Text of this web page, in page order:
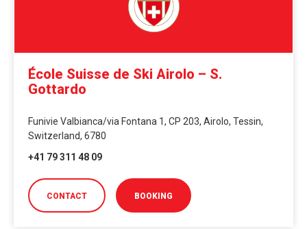
École Suisse de Ski Airolo – S.
Gottardo
Funivie Valbianca/via Fontana 1, CP 203, Airolo, Tessin,
Switzerland, 6780
+41 79 311 48 09
CONTACT BOOKING